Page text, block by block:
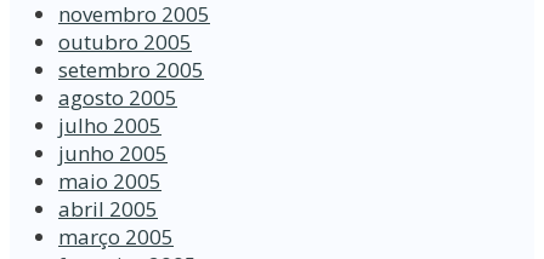
novembro 2005
outubro 2005
setembro 2005
agosto 2005
julho 2005
junho 2005
maio 2005
abril 2005
março 2005